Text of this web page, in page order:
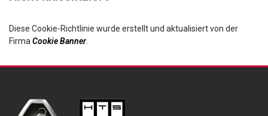
Diese Cookie-Richtlinie wurde erstellt und aktualisiert von der
FirmaCookie Banner.